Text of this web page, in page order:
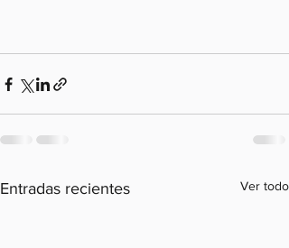
Entradas recientes Ver todo